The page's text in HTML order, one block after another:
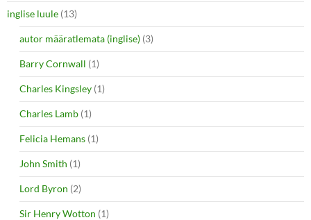
inglise luule (13)
autor määratlemata (inglise) (3)
Barry Cornwall (1)
Charles Kingsley (1)
Charles Lamb (1)
Felicia Hemans (1)
John Smith (1)
Lord Byron (2)
Sir Henry Wotton (1)